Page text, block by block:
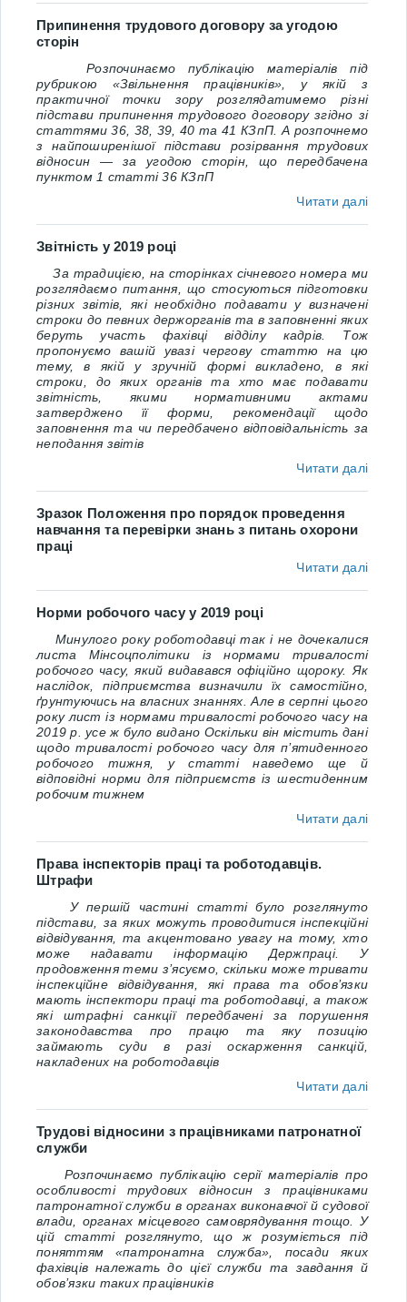
Припинення трудового договору за угодою
сторін
Розпочинаємо публікацію матеріалів під
рубрикою «Звільнення працівників», у якій з
практичної точки зору розглядатимемо різні
підстави припинення трудового договору згідно зі
статтями 36, 38, 39, 40 та 41 КЗпП. А розпочнемо
з найпоширенішої підстави розірвання трудових
відносин — за угодою сторін, що передбачена
пунктом 1 статті 36 КЗпП
Читати далі
Звітність у 2019 році
За традицією, на сторінках січневого номера ми
розглядаємо питання, що стосуються підготовки
різних звітів, які необхідно подавати у визначені
строки до певних держорганів та в заповненні яких
беруть участь фахівці відділу кадрів. Тож
пропонуємо вашій увазі чергову статтю на цю
тему, в якій у зручній формі викладено, в які
строки, до яких органів та хто має подавати
звітність, якими нормативними актами
затверджено її форми, рекомендації щодо
заповнення та чи передбачено відповідальність за
неподання звітів
Читати далі
Зразок Положення про порядок проведення
навчання та перевірки знань з питань охорони
праці
Читати далі
Норми робочого часу у 2019 році
Минулого року роботодавці так і не дочекалися
листа Мінсоцполітики із нормами тривалості
робочого часу, який видавався офіційно щороку. Як
наслідок, підприємства визначили їх самостійно,
ґрунтуючись на власних знаннях. Але в серпні цього
року лист із нормами тривалості робочого часу на
2019 р. усе ж було видано Оскільки він містить дані
щодо тривалості робочого часу для п’ятиденного
робочого тижня, у статті наведемо ще й
відповідні норми для підприємств із шестиденним
робочим тижнем
Читати далі
Права інспекторів праці та роботодавців.
Штрафи
У першій частині статті було розглянуто
підстави, за яких можуть проводитися інспекційні
відвідування, та акцентовано увагу на тому, хто
може надавати інформацію Держпраці. У
продовження теми з’ясуємо, скільки можетривати
інспекційне відвідування, які права та обов’язки
мають інспектори праці та роботодавці, а також
які штрафні санкції передбачені за порушення
законодавства про працю та яку позицію
займають суди в разі оскарження санкцій,
накладених на роботодавців
Читати далі
Трудові відносини з працівниками патронатної
служби
Розпочинаємо публікацію серії матеріалів про
особливості трудових відносин з працівниками
патронатної служби в органах виконавчої й судової
влади, органах місцевого самоврядування тощо.
У
цій статті розглянуто, що ж розуміється під
поняттям «патронатна служба», посади яких
фахівців належать до цієї служби та завдання й
обов’язки таких працівників